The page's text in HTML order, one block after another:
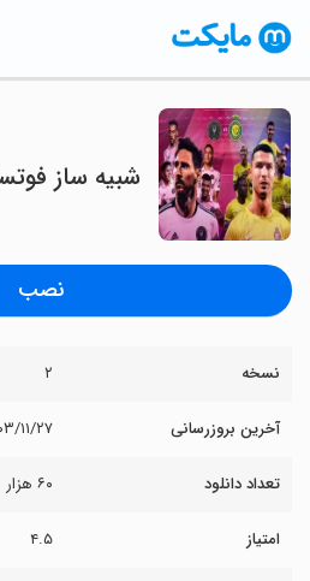
‏شبیه ساز فوتسال
نصب
نسخه ۲
آخرین بروزرسانی ۱۴۰۳/
تعداد دانلود ۶۰ هزار
امتیاز ۴.۵